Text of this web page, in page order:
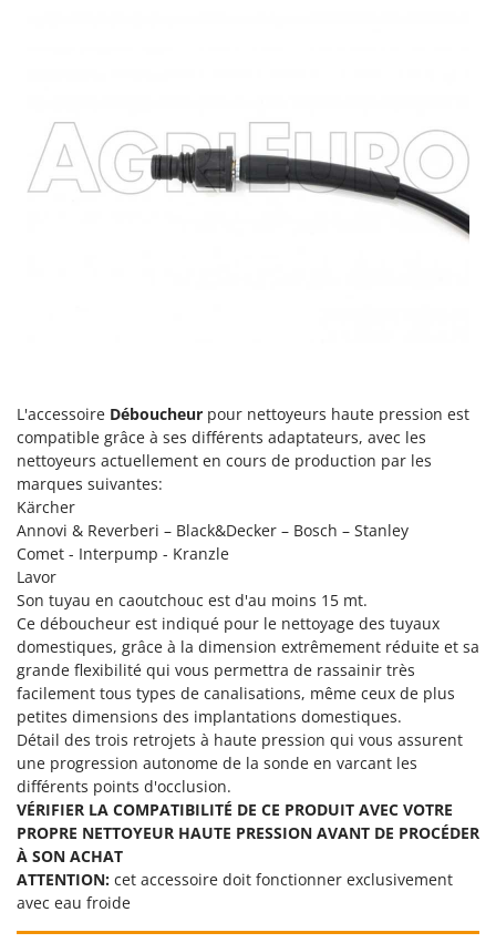
NuAir
NuovaFac
Ooni
Oriental Koshin
Outdoorchef
P
Palazzetti
Palumbo Pavi
Partisani
Paterlini
Philips
Pramac
Prismafood
R
R.G.V.
Rato
Reber
L'accessoire Déboucheur pour nettoyeurs haute pression est
compatible grâce à ses différents adaptateurs, avec les
nettoyeurs actuellement en cours de production par les
marques suivantes:
Kärcher
Annovi & Reverberi – Black&Decker – Bosch – Stanley
Comet - Interpump - Kranzle
Lavor
Son tuyau en caoutchouc est d'au moins 15 mt.
Ce déboucheur est indiqué pour le nettoyage des tuyaux
domestiques, grâce à la dimension extrêmement réduite et sa
grande flexibilité qui vous permettra de rassainir très
facilement tous types de canalisations, même ceux de plus
petites dimensions des implantations domestiques.
Détail des trois retrojets à haute pression qui vous assurent
une progression autonome de la sonde en varcant les
différents points d'occlusion.
VÉRIFIER LA COMPATIBILITÉ DE CE PRODUIT AVEC VOTRE
PROPRE NETTOYEUR HAUTE PRESSION AVANT DE PROCÉDER
À SON ACHAT
ATTENTION: cet accessoire doit fonctionner exclusivement
avec eau froide